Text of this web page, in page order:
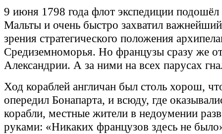
9 июня 1798 года флот экспедиции
Мальты и очень быстро захватил
зрения стратегического положения
Средиземноморья. Но французы сразу же
Александрии. А за ними на всех парусах
Ход кораблей англичан был столь хорош,
опередил Бонапарта, и всюду, где
корабли, местные жители в недоумении
руками: «Никаких французов здесь не